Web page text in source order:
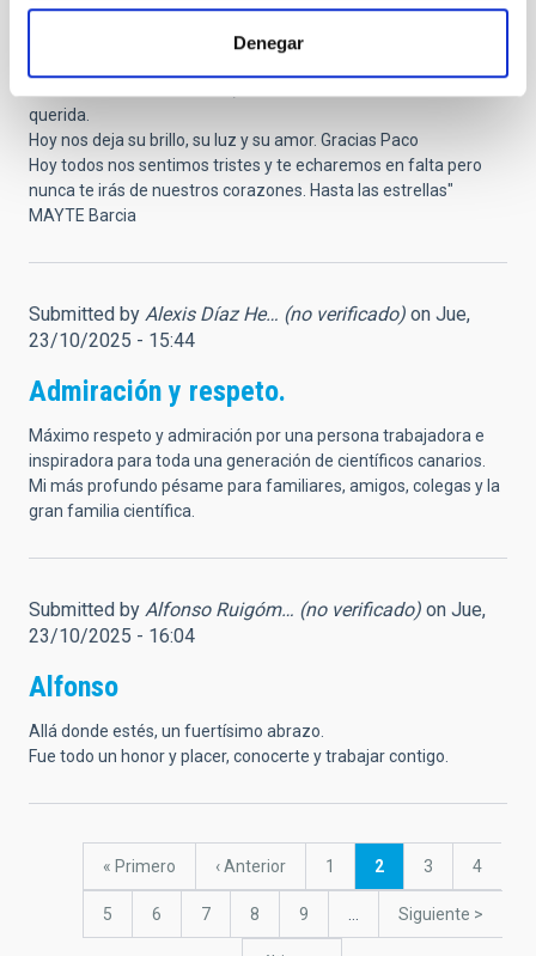
Denegar
atenderle y a partir de ese día me dejó fascinada su
personalidad, a los pocos años vine a Tenerife, nos casamos y
querida.
Hoy nos deja su brillo, su luz y su amor. Gracias Paco
Hoy todos nos sentimos tristes y te echaremos en falta pero
nunca te irás de nuestros corazones. Hasta las estrellas"
MAYTE Barcia
Submitted by Alexis Díaz He… (no verificado) on Jue,
23/10/2025 - 15:44
Admiración y respeto.
Máximo respeto y admiración por una persona trabajadora e
inspiradora para toda una generación de científicos canarios.
Mi más profundo pésame para familiares, amigos, colegas y la
gran familia científica.
Submitted by Alfonso Ruigóm… (no verificado) on Jue,
23/10/2025 - 16:04
Alfonso
Allá donde estés, un fuertísimo abrazo.
Fue todo un honor y placer, conocerte y trabajar contigo.
PaginaciónPrimera
« Primero
Página
‹ Anterior Página
1
Página
2 Página
3 Página
4
Página
5 Página
6 Página
7 Página
8 Página
9 …
Siguiente
Siguiente >